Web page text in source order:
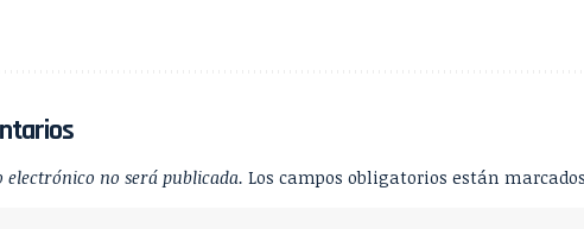
electrónico no será publicada. Los campos obligatorios están